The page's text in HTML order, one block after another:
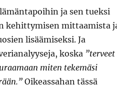
ja sen tueksi
kehittymisen mittaamista
lisäämiseksi. Ja
koska ”terveet
miten tekemäsi
Oikeassahan tässä